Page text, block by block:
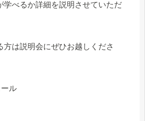
学べるか詳細を説明させていただ
方は説明会にぜひお越しくださ
ル